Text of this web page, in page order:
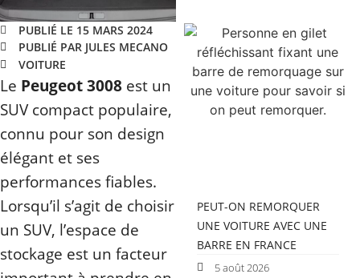
PUBLIÉ LE 15 MARS 2024
PUBLIÉ PAR JULES MECANO
VOITURE
Le Peugeot 3008 est un
SUV compact populaire,
connu pour son design
élégant et ses
performances fiables.
Lorsqu’il s’agit de choisir
un SUV, l’espace de
stockage est un facteur
PEUT-ON REMORQUER
UNE VOITURE AVEC UNE
BARRE EN FRANCE
5 août 2026